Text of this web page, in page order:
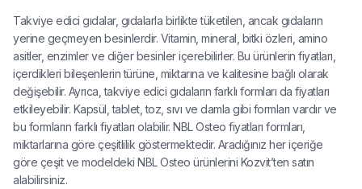
Takviye edici gıdalar, gıdalarla birlikte tüketilen, ancak gıdaların
yerine geçmeyen besinlerdir. Vitamin, mineral, bitki özleri, amino
asitler, enzimler ve diğer besinler içerebilirler. Bu ürünlerin fiyatları,
içerdikleri bileşenlerin türüne, miktarına ve kalitesine bağlı olarak
değişebilir. Ayrıca, takviye edici gıdaların farklı formları da fiyatları
etkileyebilir. Kapsül, tablet, toz, sıvı ve damla gibi formları vardır ve
bu formların farklı fiyatları olabilir. NBL Osteo fiyatları formları,
miktarlarına göre çeşitlilik göstermektedir. Aradığınız her içeriğe
göre çeşit ve modeldeki NBL Osteo ürünlerini Kozvit’ten satın
alabilirsiniz.